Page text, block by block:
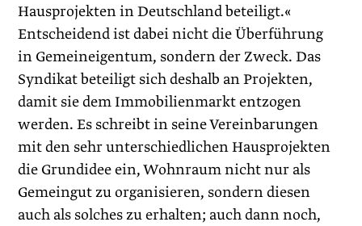
Hausprojekten in Deutschland beteiligt.«
Entscheidend ist dabei nicht die Überführung
in Gemeineigentum, sondern der Zweck. Das
Syndikat beteiligt sich deshalb an Projekten,
damit sie dem Immobilienmarkt entzogen
werden. Es schreibt in seine Vereinbarungen
mit den sehr unterschiedlichen Hausprojekten
die Grundidee ein, Wohnraum nicht nur als
Gemeingut zu organisieren, sondern diesen
auch als solches zu erhalten; auch dann noch,